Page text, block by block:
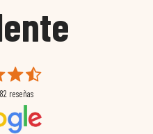
reseñas